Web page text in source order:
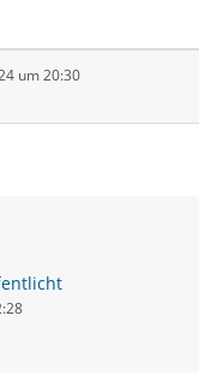
um 20:30